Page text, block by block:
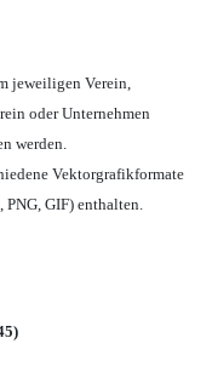
jeweiligen Verein,
oder Unternehmen
werden.
Vektorgrafikformate
PNG, GIF) enthalten.